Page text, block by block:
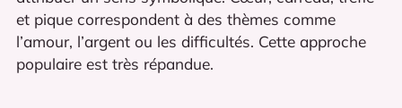
et pique correspondent à des thèmes comme
l’amour, l’argent ou les difficultés. Cette approche
populaire est très répandue.